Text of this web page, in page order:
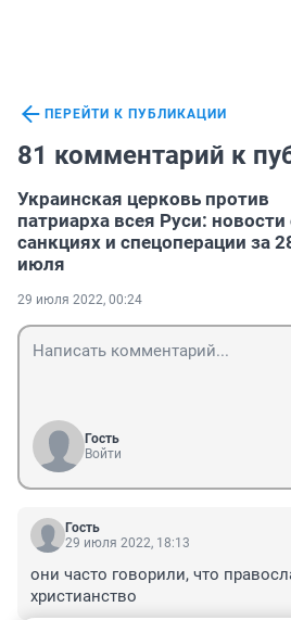
ПЕРЕЙТИ К ПУБЛИКАЦИИ
81 комментарий к
Украинская церковь против
патриарха всея Руси: новости
санкциях и спецоперации за
июля
29 июля 2022, 00:24
Гость
Войти
Гость
29 июля 2022, 18:13
они часто говорили, что
христианство